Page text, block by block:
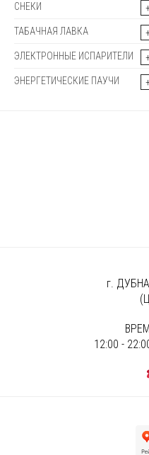
СНЕКИ
ТАБАЧНАЯ ЛАВКА
ЭЛЕКТРОННЫЕ ИСПАРИТЕЛИ
ЭНЕРГЕТИЧЕСКИЕ ПАУЧИ
г.
12:00 -